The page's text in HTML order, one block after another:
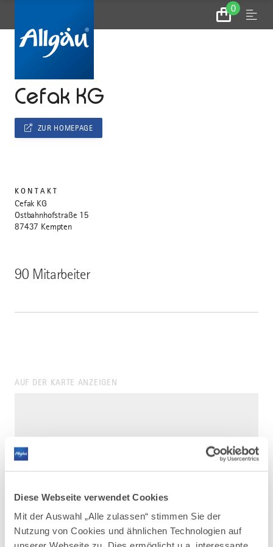
Diese Webseite verwendet Cookies
Mit der Auswahl „Alle zulassen“ stimmen Sie der
Nutzung von Cookies und ähnlichen Technologien auf
0
Zum
Warenkorb
Menu
Cefak KG
90 Mitarbeiter
ZUR HOMEPAGE
KONTAKT
Cefak KG
Ostbahnhofstraße 15
87437 Kempten
AUF DER KARTE ANZEIGEN